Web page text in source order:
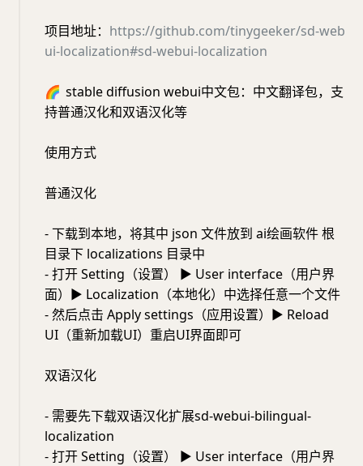
项目地址： https://github.com/tinygeeker/sd-web
ui-localization#sd-webui-localization
🌈 stable diffusion webui中文包：中文翻译包，支
持普通汉化和双语汉化等
使用方式
普通汉化
- 下载到本地，将其中 json 文件放到 ai绘画软件 根
目录下 localizations 目录中
- 打开 Setting（设置） ► User interface（用户界
面）► Localization（本地化）中选择任意一个文件
- 然后点击 Apply settings（应用设置）► Reload
UI（重新加载UI）重启UI界面即可
双语汉化
- 需要先下载双语汉化扩展sd-webui-bilingual-
localization
- 打开 Setting（设置） ► User interface（用户界